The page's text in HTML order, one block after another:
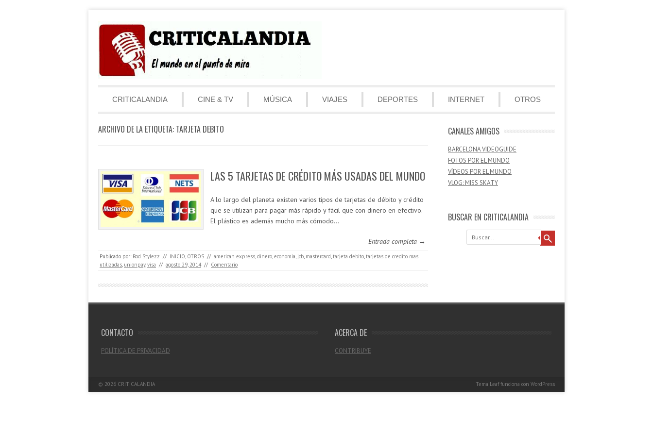
Menú
CRITICALANDIA
CINE & TV MÚSICA VIAJES DEPORTES INTERNET OTROS
ARCHIVO DE LA ETIQUETA: TARJETA DEBITO
LAS 5 TARJETAS DE CRÉDITO MÁS USADAS DEL MUNDO
A lo largo del planeta existen varios tipos de tarjetas de débito y crédito
que se utilizan para pagar más rápido y fácil que con dinero en efectivo.
El plástico es además mucho más cómodo…
Entrada completa →
Publicado por: Rod Stylezz // INICIO, OTROS // american express,dinero,economia, jcb, mastercard,tarjeta debito,tarjetas de credito mas
utilizadas, unionpay,visa // agosto 29, 2014 // Comentario
CANALES AMIGOS
BARCELONA VIDEOGUIDE
FOTOS POR EL MUNDO
VÍDEOS POR EL MUNDO
VLOG: MISS SKATY
BUSCAR EN CRITICALANDIA
Buscar
CONTACTO
POLÍTICA DE PRIVACIDAD
ACERCA DE
CONTRIBUYE
© 2026 CRITICALANDIA Tema Leaffunciona con WordPress